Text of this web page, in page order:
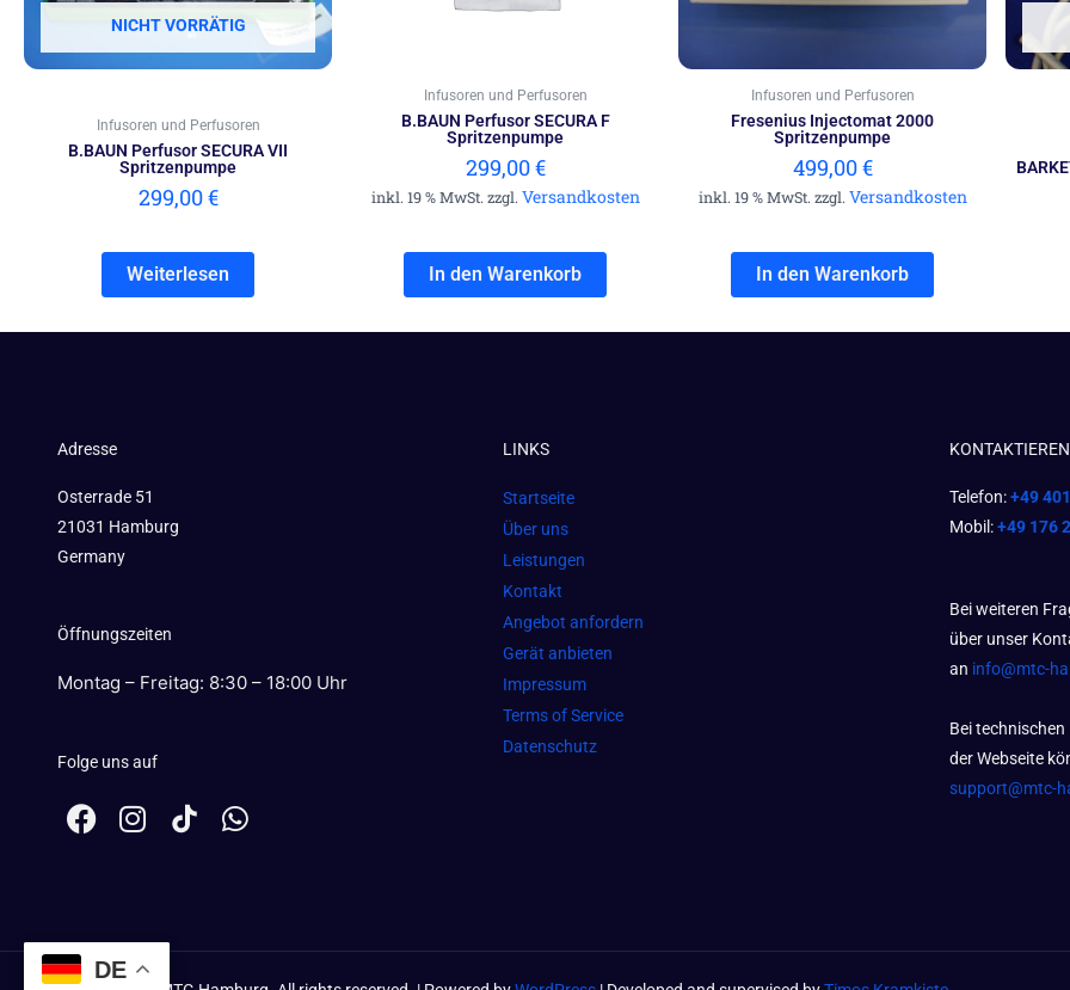
NICHT VORRÄTIG
Infusoren und Perfusoren
B.BAUN Perfusor SECURA VII
Spritzenpumpe
299,00€
Weiterlesen
Infusoren und Perfusoren
B.BAUN Perfusor SECURA F
Spritzenpumpe
299,00€
inkl. 19 % MwSt. zzgl. Versandkosten
In den Warenkorb
Infusoren und Perfusoren
Fresenius Injectomat 2000
Spritzenpumpe
499,00€
inkl. 19 % MwSt. zzgl. Versandkosten
In den Warenkorb
Adresse
Osterrade 51
21031 Hamburg
Germany
Öffnungszeiten
Montag – Freitag: 8:30 – 18:00 Uhr
Folge uns auf
F
a
o
I
n
g
W
h
a
LINKS
Startseite
Über uns
Leistungen
Kontakt
Angebot anfordern
Gerät anbieten
Impressum
Terms of Service
Datenschutz
Telefon:+49
Mobil:+49 176
Bei weiteren
über unser
an info@mtc-
Bei
der Webseite
support@mtc-
DE